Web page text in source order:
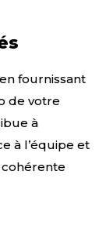
fournissant
de votre
à
à l’équipe et